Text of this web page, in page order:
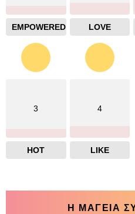
EMPOWERED LOVE
3
HOT
4
LIKE
Η ΜΑΓΕΙΑ